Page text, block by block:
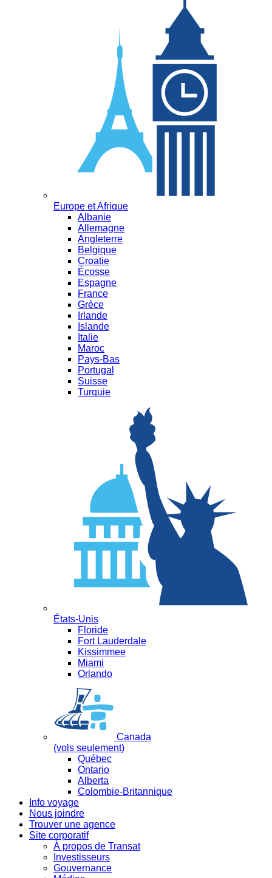
Europe et Afrique
Albanie
Allemagne
Angleterre
Belgique
Croatie
Écosse
Espagne
France
Grèce
Irlande
Islande
Italie
Maroc
Pays-Bas
Portugal
Suisse
Turquie
États-Unis
Floride
Fort Lauderdale
Kissimmee
Miami
Orlando
Canada
(vols seulement)
Québec
Ontario
Alberta
Colombie-Britannique
Info voyage
Nous joindre
Trouver une agence
Site corporatif
À propos de Transat
Investisseurs
Gouvernance